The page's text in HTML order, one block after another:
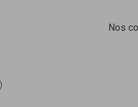
Nos
Afficher les informations d'aide à la